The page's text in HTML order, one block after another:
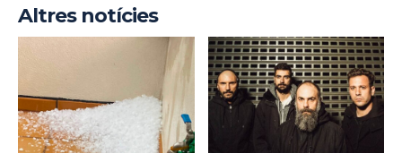
Altres notícies